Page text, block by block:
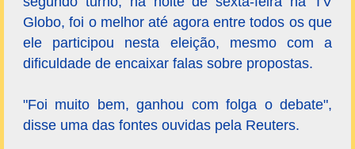
Globo, foi o melhor até agora entre todos os que
ele participou nesta eleição, mesmo com a
dificuldade de encaixar falas sobre propostas.
"Foi muito bem, ganhou com folga o debate",
disse uma das fontes ouvidas pela Reuters.